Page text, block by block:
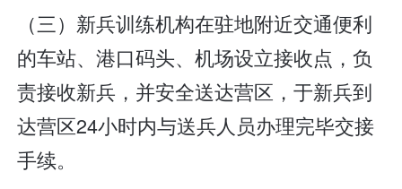
（三）新兵训练机构在驻地附近交通便利
的车站、港口码头、机场设立接收点，负
责接收新兵，并安全送达营区，于新兵到
达营区24小时内与送兵人员办理完毕交接
手续。